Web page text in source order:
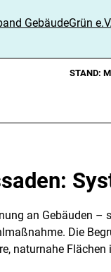
GebäudeGrün
STAND:
an Gebäuden –
Die
naturnahe Flächen